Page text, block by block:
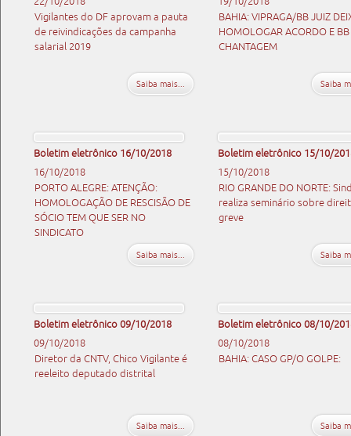
Vigilantes do DF aprovam a pauta
de reivindicações da campanha
salarial 2019
Saiba mais...
BAHIA: VIPRAGA/BB JUIZ
HOMOLOGAR ACORDO E BB
CHANTAGEM
Saiba
Boletim eletrônico 16/10/2018
16/10/2018
PORTO ALEGRE: ATENÇÃO:
HOMOLOGAÇÃO DE RESCISÃO DE
SÓCIO TEM QUE SER NO
SINDICATO
Saiba mais...
Boletim eletrônico 15/10/
15/10/2018
RIO GRANDE DO NORTE:
realiza seminário sobre
greve
Saiba
Boletim eletrônico 09/10/2018
09/10/2018
Diretor da CNTV, Chico Vigilante é
reeleito deputado distrital
Saiba mais...
Boletim eletrônico 08/10/
08/10/2018
BAHIA: CASO GP/O GOLPE:
Saiba